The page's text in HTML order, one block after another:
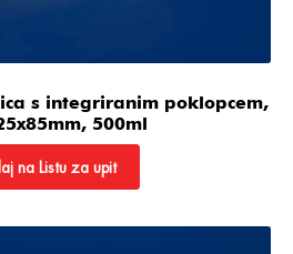
s integriranim poklopcem,
500ml
na Listu za upit